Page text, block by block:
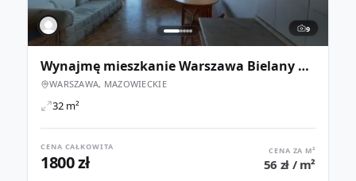
9
Wynajmę mieszkanie Warszawa Bielany 2-Pokoje 32m2 Balkon
WARSZAWA, MAZOWIECKIE
32 m²
CENA CAŁKOWITA
1800 zł
CENA ZA M²
56 zł / m²